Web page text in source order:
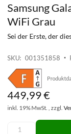
Samsung
WiFi Grau
SKU 001351858
Sei der Erste, der
449,99€
inkl. 19% MwSt. , zzgl.
Zum
Anfang
Bildgalerie